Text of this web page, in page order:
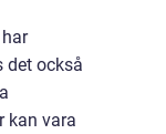
det också
kan vara